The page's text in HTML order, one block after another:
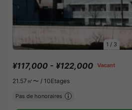
1 / 3
¥117,000 - ¥122,000 Vacant
21.57㎡〜 / 10Etages
Pas de honoraires